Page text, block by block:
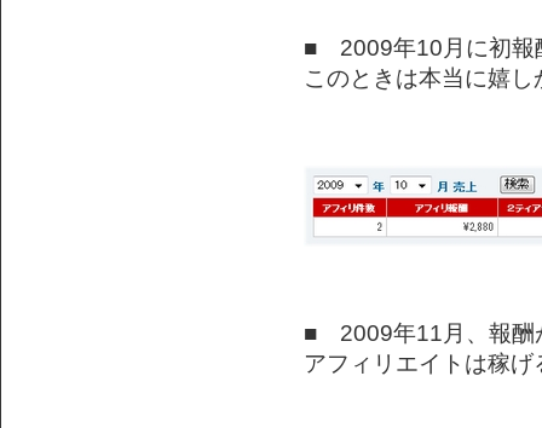
■ 2009年10月に初報
このときは本当に嬉し
■ 2009年11月、報酬
アフィリエイトは稼